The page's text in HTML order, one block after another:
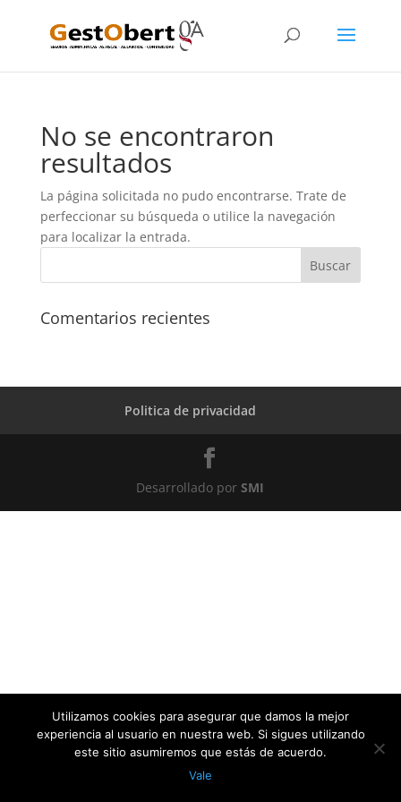
No se encontraron
resultados
La página solicitada no pudo encontrarse. Trate de
perfeccionar su búsqueda o utilice la navegación
para localizar la entrada.
Comentarios recientes
Politica de privacidad
Desarrollado porSMI
Utilizamos cookies para asegurar que damos la mejor
experiencia al usuario en nuestra web. Si sigues utilizando
este sitio asumiremos que estás de acuerdo.
Vale